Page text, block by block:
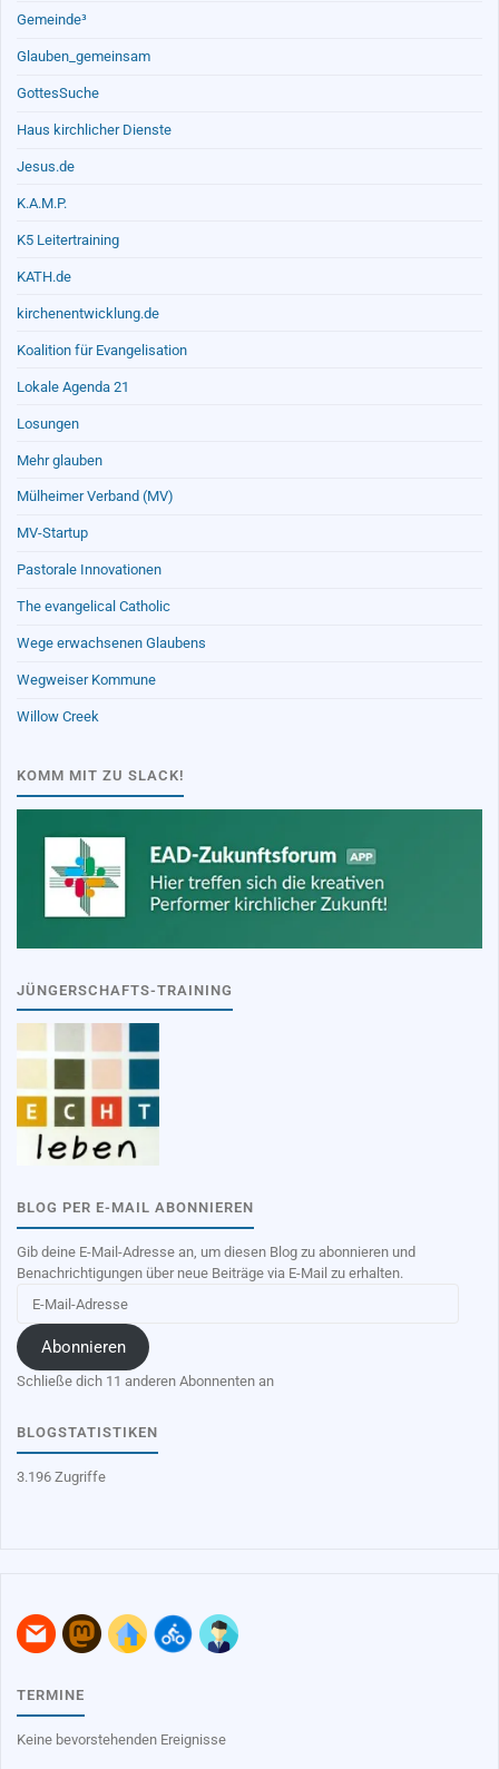
Gemeinde³
Glauben_gemeinsam
GottesSuche
Haus kirchlicher Dienste
Jesus.de
K.A.M.P.
K5 Leitertraining
KATH.de
kirchenentwicklung.de
Koalition für Evangelisation
Lokale Agenda 21
Losungen
Mehr glauben
Mülheimer Verband (MV)
MV-Startup
Pastorale Innovationen
The evangelical Catholic
Wege erwachsenen Glaubens
Wegweiser Kommune
Willow Creek
KOMM MIT ZU SLACK!
JÜNGERSCHAFTS-TRAINING
BLOG PER E-MAIL ABONNIEREN
Gib deine E-Mail-Adresse an, um diesen Blog zu abonnieren und
Benachrichtigungen über neue Beiträge via E-Mail zu erhalten.
Mail-
Adresse
Abonnieren
Schließe dich 11 anderen Abonnenten an
BLOGSTATISTIKEN
3.196 Zugriffe
TERMINE
Keine bevorstehenden Ereignisse